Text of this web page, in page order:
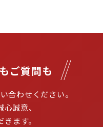
ご質問も
合わせください。
誠意、
ます。